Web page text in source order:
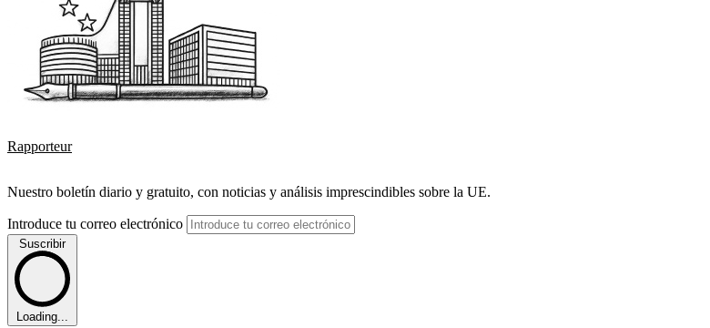
Rapporteur
Nuestro boletín diario y gratuito, con noticias y análisis imprescindibles sobre la UE.
Introduce tu correo electrónico
Suscribir
Loading...